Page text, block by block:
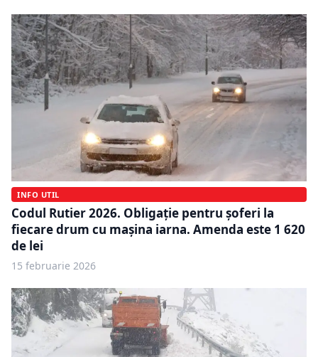
INFO UTIL
Codul Rutier 2026. Obligație pentru șoferi la
fiecare drum cu mașina iarna. Amenda este 1 620
de lei
15 februarie 2026